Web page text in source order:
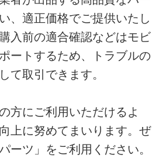
、適正価格でご提供いたし
入前の適合確認などはモビ
ートするため、トラブルの
て取引できます。
方にご利用いただけるよ
上に努めてまいります。ぜ
ーツ」をご利用ください。